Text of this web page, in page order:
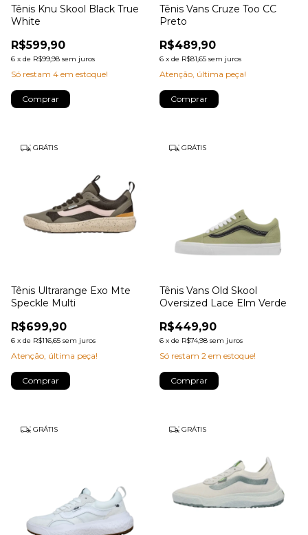
Tênis Knu Skool Black True
White
R$599,90
6 x de R$99,98 sem juros
Só restam 4 em estoque!
Comprar
Tênis Vans Cruze Too CC
Preto
R$489,90
6 x de R$81,65 sem juros
Atenção, última peça!
Comprar
GRÁTIS
Tênis Ultrarange Exo Mte
Speckle Multi
R$699,90
6 x de R$116,65 sem juros
Atenção, última peça!
Comprar
GRÁTIS
Tênis Vans Old Skool
Oversized Lace Elm Verde
R$449,90
6 x de R$74,98 sem juros
Só restam 2 em estoque!
Comprar
GRÁTIS GRÁTIS